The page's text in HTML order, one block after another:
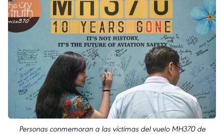
Personas conmemoran a las víctimas del vuelo MH370 de